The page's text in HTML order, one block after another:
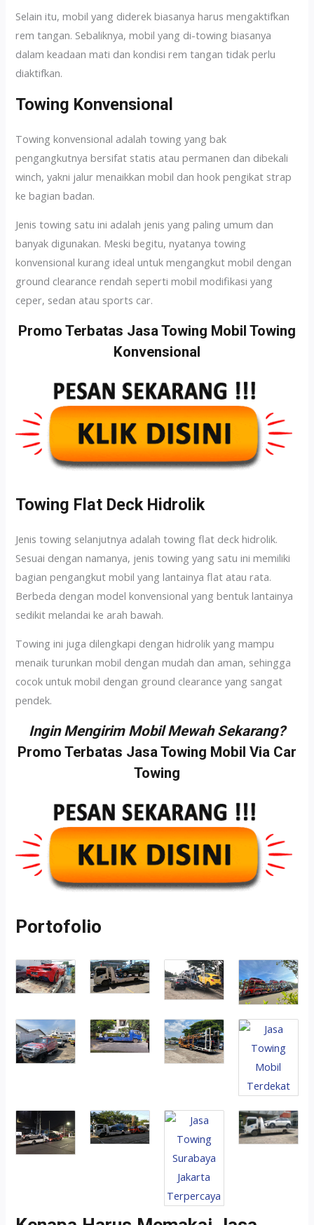
Selain itu, mobil yang diderek biasanya harus mengaktifkan
rem tangan. Sebaliknya, mobil yang di-towing biasanya
dalam keadaan mati dan kondisi rem tangan tidak perlu
diaktifkan.
Towing Konvensional
Towing konvensional adalah towing yang bak
pengangkutnya bersifat statis atau permanen dan dibekali
winch, yakni jalur menaikkan mobil dan hook pengikat strap
ke bagian badan.
Jenis towing satu ini adalah jenis yang paling umum dan
banyak digunakan. Meski begitu, nyatanya towing
konvensional kurang ideal untuk mengangkut mobil dengan
ground clearance rendah seperti mobil modifikasi yang
ceper, sedan atau sports car.
Promo Terbatas Jasa Towing Mobil Towing
Konvensional
Towing Flat Deck Hidrolik
Jenis towing selanjutnya adalah towing flat deck hidrolik.
Sesuai dengan namanya, jenis towing yang satu ini memiliki
bagian pengangkut mobil yang lantainya flat atau rata.
Berbeda dengan model konvensional yang bentuk lantainya
sedikit melandai ke arah bawah.
Towing ini juga dilengkapi dengan hidrolik yang mampu
menaik turunkan mobil dengan mudah dan aman, sehingga
cocok untuk mobil dengan ground clearance yang sangat
pendek.
Ingin Mengirim Mobil Mewah Sekarang?
Promo Terbatas Jasa Towing Mobil Via Car
Towing
Portofolio